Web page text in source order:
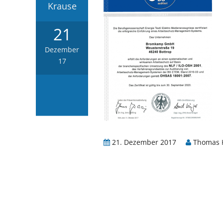
Krause
21
Dezember
17
21. Dezember 2017 Thomas